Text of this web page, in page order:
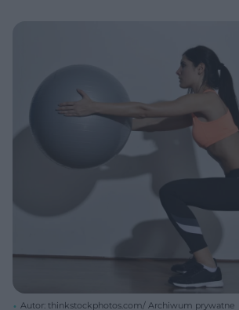
Autor: thinkstockphotos.com/ Archiwum prywatne